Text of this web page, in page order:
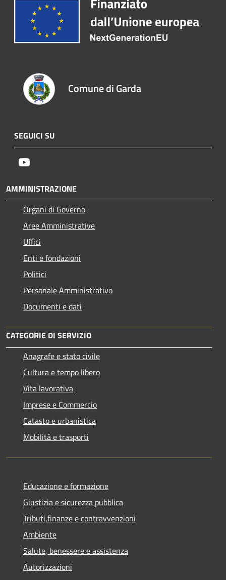
Comune di Garda
SEGUICI SU
AMMINISTRAZIONE
Organi di Governo
Aree Amministrative
Uffici
Enti e fondazioni
Politici
Personale Amministrativo
Documenti e dati
CATEGORIE DI SERVIZIO
Anagrafe e stato civile
Cultura e tempo libero
Vita lavorativa
Imprese e Commercio
Catasto e urbanistica
Mobilità e trasporti
Educazione e formazione
Giustizia e sicurezza pubblica
Tributi,finanze e contravvenzioni
Ambiente
Salute, benessere e assistenza
Autorizzazioni